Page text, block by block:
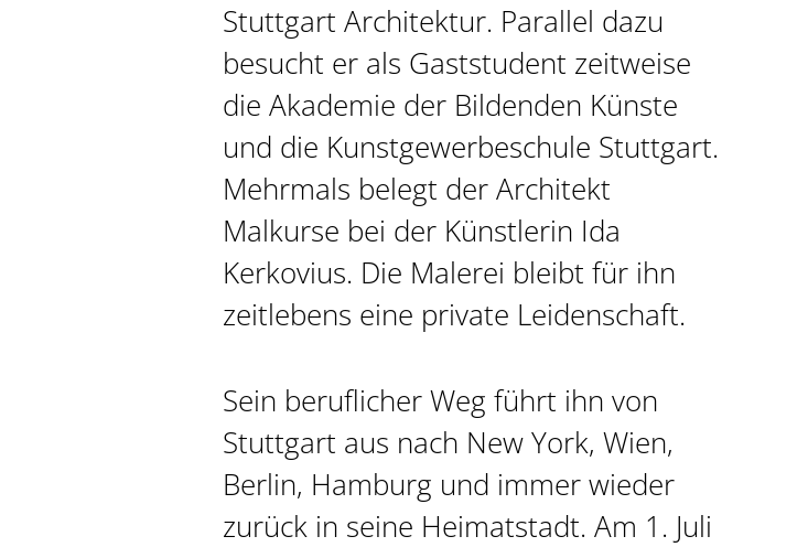
Stuttgart Architektur. Parallel dazu
besucht er als Gaststudent zeitweise
die Akademie der Bildenden Künste
und die Kunstgewerbeschule Stuttgart.
Mehrmals belegt der Architekt
Malkurse bei der Künstlerin Ida
Kerkovius. Die Malerei bleibt für ihn
zeitlebens eine private Leidenschaft.
Sein beruflicher Weg führt ihn von
Stuttgart aus nach New York, Wien,
Berlin, Hamburg und immer wieder
zurück in seine Heimatstadt. Am 1. Juli